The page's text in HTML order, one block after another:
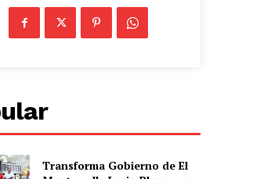
Transforma Gobierno de El